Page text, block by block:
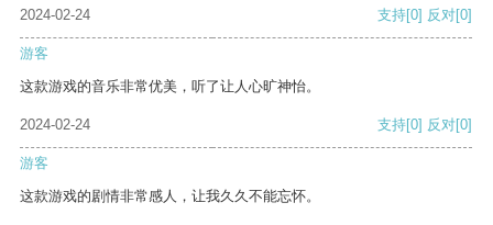
2024-02-24
支持[0] 反对[0]
游客
这款游戏的音乐非常优美，听了让人心旷神怡。
2024-02-24 支持[0] 反对[0]
游客
这款游戏的剧情非常感人，让我久久不能忘怀。